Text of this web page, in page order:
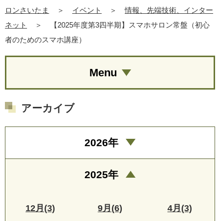
ロンさいたま
＞ イベント ＞
情報、先端技術、インター
ネット
＞
【2025年度第3四半期】スマホサロン常盤（初心
者のためのスマホ講座）
Menu
アーカイブ
2026年
2025年
12月(3) 9月(6) 4月(3)